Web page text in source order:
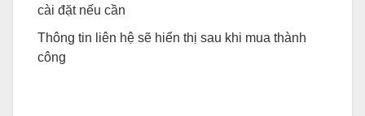
cài đặt nếu cần
Thông tin liên hệ sẽ hiển thị sau khi mua thành
công